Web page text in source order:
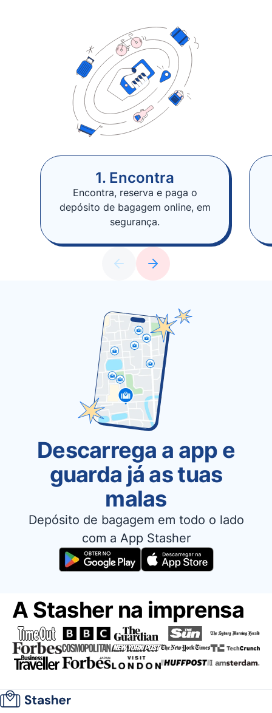
1. Encontra
Encontra, reserva e paga o
depósito de bagagem online, em
segurança.
Descarrega a app e
guarda já as tuas
malas
Depósito de bagagem em todo o lado
com a App Stasher
A Stasher na imprensa